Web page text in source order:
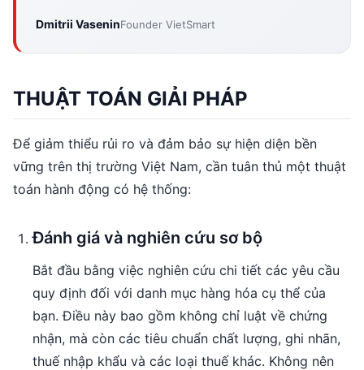
Dmitrii VaseninFounder VietSmart
THUẬT TOÁN GIẢI PHÁP
Để giảm thiểu rủi ro và đảm bảo sự hiện diện bền
vững trên thị trường Việt Nam, cần tuân thủ một thuật
toán hành động có hệ thống:
Đánh giá và nghiên cứu sơ bộ
Bắt đầu bằng việc nghiên cứu chi tiết các yêu cầu
quy định đối với danh mục hàng hóa cụ thể của
bạn. Điều này bao gồm không chỉ luật về chứng
nhận, mà còn các tiêu chuẩn chất lượng, ghi nhãn,
thuế nhập khẩu và các loại thuế khác. Không nên